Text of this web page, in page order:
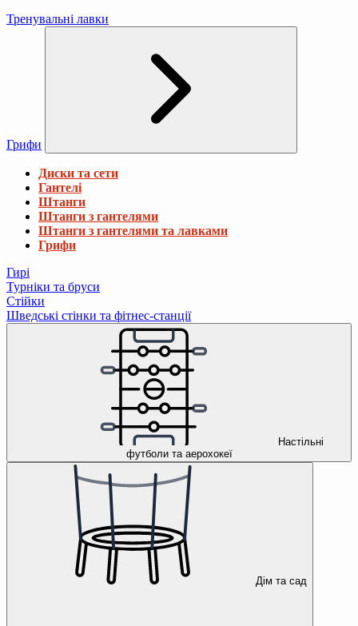
Тренувальні лавки
Грифи
Диски та сети
Гантелі
Штанги
Штанги з гантелями
Штанги з гантелями та лавками
Грифи
Гирі
Турніки та бруси
Стійки
Шведські стінки та фітнес-станції
Настільні
футболи та аерохокеї
Дім та сад